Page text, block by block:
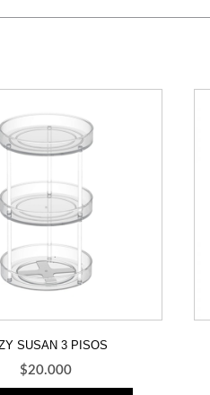
SUSAN 3 PISOS
$20.000